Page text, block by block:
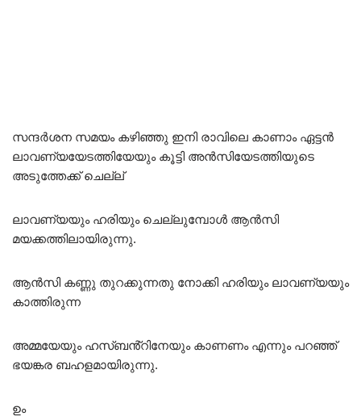
സന്ദർശന സമയം കഴിഞ്ഞു ഇനി രാവിലെ കാണാം ഏട്ടൻ
ലാവണ്യയേടത്തിയേയും കൂട്ടി അൻസിയേടത്തിയുടെ
അടുത്തേക്ക് ചെല്ല്
ലാവണ്യയും ഹരിയും ചെല്ലുമ്പോൾ ആൻസി
മയക്കത്തിലായിരുന്നു.
ആൻസി കണ്ണു തുറക്കുന്നതു നോക്കി ഹരിയും ലാവണ്യയും
കാത്തിരുന്ന
അമ്മയേയും ഹസ്ബൻ്റിനേയും കാണണം എന്നും പറഞ്ഞ്
ഭയങ്കര ബഹളമായിരുന്നു.
ഉം